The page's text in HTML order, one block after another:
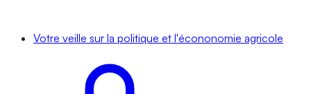
Votre veille sur la politique et l'écononomie agricole